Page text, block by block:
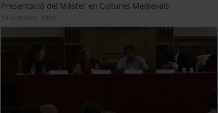
Presentació del Màster en Cultures Medievals
14 octubre, 2009